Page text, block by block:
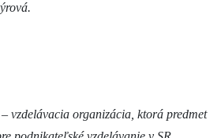
vzdelávacia organizácia, ktorá predmet